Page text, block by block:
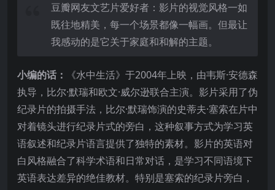
豆瓣网友文艺片爱好者：影片的视觉风格一如
既往地精美，每一个场景都像一幅画。但最让
我感动的是它关于家庭和和解的主题。
小编的话：
《水中生活》于2004年上映，由韦斯·安德森
执导，比尔·默瑞和欧文·威尔逊联合主演。影片采用了伪
纪录片的拍摄手法，比尔·默瑞饰演的史蒂夫·塞索在片中
对着镜头进行纪录片式的旁白，这种叙事方式为学习英
语叙述和纪录片语言提供了独特的素材。影片的英语对
白风格融合了科学术语和日常对话，是学习不同语境下
英语表达差异的绝佳教材。特别是塞索的纪录片旁白，